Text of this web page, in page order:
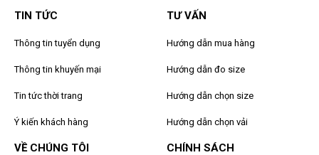
TIN TỨC
Thông tin tuyển dụng
Thông tin khuyến mại
Tin tức thời trang
Ý kiến khách hàng
TƯ VẤN
Hướng dẫn mua hàng
Hướng dẫn đo size
Hướng dẫn chọn size
Hướng dẫn chọn vải
VỀ CHÚNG TÔI CHÍNH SÁCH